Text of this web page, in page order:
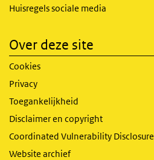
Huisregels sociale media
Over deze site
Cookies
Privacy
Toegankelijkheid
Disclaimer en copyright
Coordinated Vulnerability Disclosure
Website archief